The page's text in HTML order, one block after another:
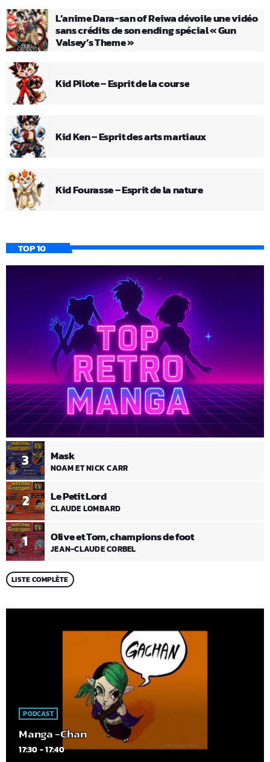
L’anime Dara-san of Reiwa dévoile une vidéo
sans crédits de son ending spécial « Gun
Valsey’s Theme »
Kid Pilote – Esprit de la course
Kid Ken – Esprit des arts martiaux
Kid Fourasse – Esprit de la nature
TOP 10
1 Olive et Tom, champions de foot
JEAN-CLAUDE CORBEL
2 Le Petit Lord
CLAUDE LOMBARD
3 Mask
NOAM ET NICK CARR
LISTE COMPLÈTE
PODCAST
Manga -Chan
17:30 - 17:40